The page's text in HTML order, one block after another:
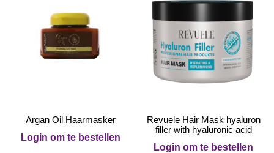
Argan Oil Haarmasker
Login om te bestellen
Revuele Hair Mask hyaluron
filler with hyaluronic acid
Login om te bestellen